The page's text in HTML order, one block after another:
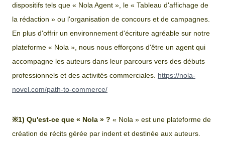
dispositifs tels que « Nola Agent », le « Tableau d'affichage de
la rédaction » ou l'organisation de concours et de campagnes.
En plus d'offrir un environnement d'écriture agréable sur notre
plateforme « Nola », nous nous efforçons d'être un agent qui
accompagne les auteurs dans leur parcours vers des débuts
professionnels et des activités commerciales. https://nola-
novel.com/path-to-commerce/
※1) Qu'est-ce que « Nola » ? « Nola » est une plateforme de
création de récits gérée par indent et destinée aux auteurs.